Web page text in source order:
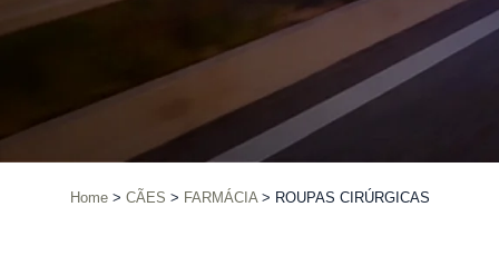
Home CÃES FARMÁCIA ROUPAS CIRÚRGICAS